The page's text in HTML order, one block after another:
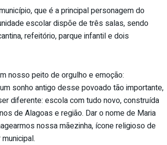
que é a principal personagem do
escolar dispõe de três salas, sendo
refeitório, parque infantil e dois
nosso peito de orgulho e emoção:
sonho antigo desse povoado tão importante,
diferente: escola com tudo novo, construída
de Alagoas e região. Dar o nome de Maria
nossa mãezinha, ícone religioso de